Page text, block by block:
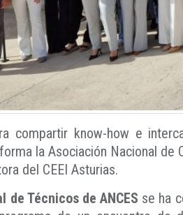
compartir know-how e
la Asociación Nacional de
del CEEI Asturias.
de Técnicos de ANCES se ha